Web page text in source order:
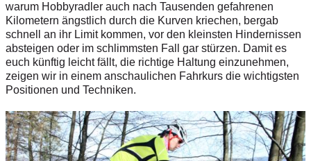
warum Hobbyradler auch nach Tausenden gefahrenen
Kilometern ängstlich durch die Kurven kriechen, bergab
schnell an ihr Limit kommen, vor den kleinsten Hindernissen
absteigen oder im schlimmsten Fall gar stürzen. Damit es
euch künftig leicht fällt, die richtige Haltung einzunehmen,
zeigen wir in einem anschaulichen Fahrkurs die wichtigsten
Positionen und Techniken.